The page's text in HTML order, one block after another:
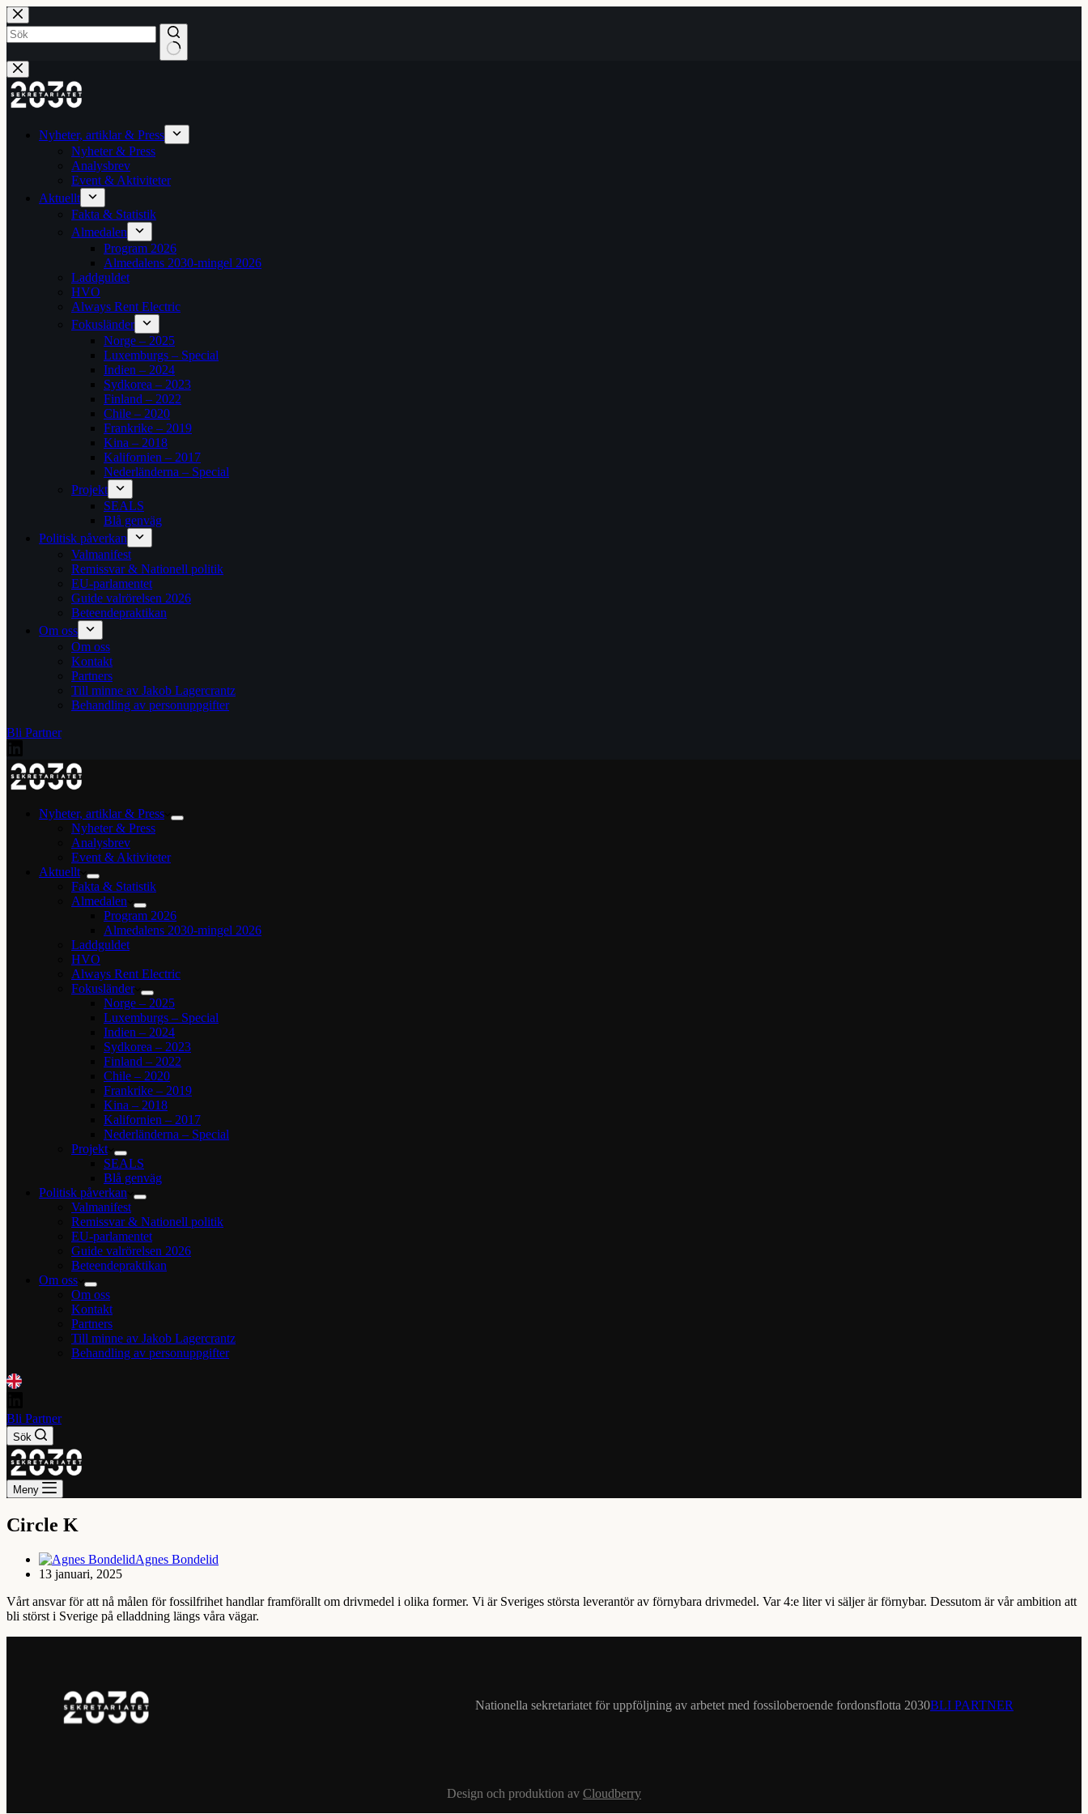
Hoppa
till
innehåll
Inga
resultat
Nyheter, artiklar & Press
Nyheter & Press
Analysbrev
Event & Aktiviteter
Aktuellt
Fakta & Statistik
Almedalen
Program 2026
Almedalens 2030-mingel 2026
Laddguldet
HVO
Always Rent Electric
Fokusländer
Norge – 2025
Luxemburgs – Special
Indien – 2024
Sydkorea – 2023
Finland – 2022
Chile – 2020
Frankrike – 2019
Kina – 2018
Kalifornien – 2017
Nederländerna – Special
Projekt
SEALS
Blå genväg
Politisk påverkan
Valmanifest
Remissvar & Nationell politik
EU-parlamentet
Guide valrörelsen 2026
Beteendepraktikan
Om oss
Om oss
Kontakt
Partners
Till minne av Jakob Lagercrantz
Behandling av personuppgifter
Bli Partner
Nyheter, artiklar & Press
Nyheter & Press
Analysbrev
Event & Aktiviteter
Aktuellt
Fakta & Statistik
Almedalen
Program 2026
Almedalens 2030-mingel 2026
Laddguldet
HVO
Always Rent Electric
Fokusländer
Norge – 2025
Luxemburgs – Special
Indien – 2024
Sydkorea – 2023
Finland – 2022
Chile – 2020
Frankrike – 2019
Kina – 2018
Kalifornien – 2017
Nederländerna – Special
Projekt
SEALS
Blå genväg
Politisk påverkan
Valmanifest
Remissvar & Nationell politik
EU-parlamentet
Guide valrörelsen 2026
Beteendepraktikan
Om oss
Om oss
Kontakt
Partners
Till minne av Jakob Lagercrantz
Behandling av personuppgifter
Bli Partner
Sök
Meny
Circle K
Agnes Bondelid
13 januari, 2025
Vårt ansvar för att nå målen för fossilfrihet handlar framförallt om drivmedel i olika former. Vi är Sveriges största leverantör av förnybara drivmedel. Var 4:e liter vi säljer är förnybar. Dessutom är vår ambition att
bli störst i Sverige på elladdning längs våra vägar.
Nationella sekretariatet för uppföljning av arbetet med fossiloberoende fordonsflotta 2030BLI PARTNER
Design och produktion av Cloudberry